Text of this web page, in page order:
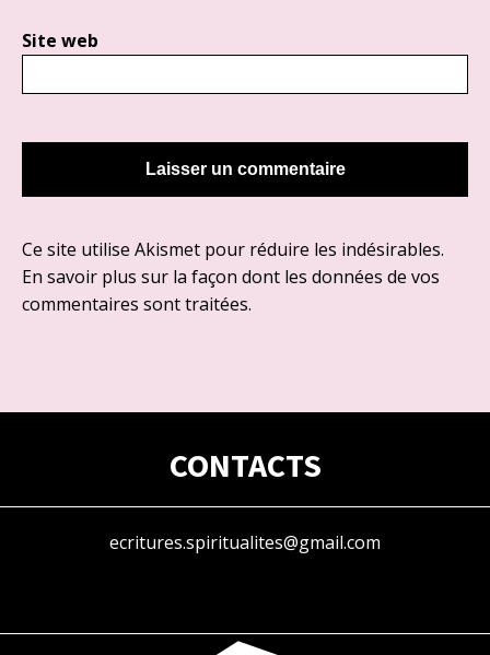
Site web
Ce site utilise Akismet pour réduire les indésirables.
En savoir plus sur la façon dont les données de vos
commentaires sont traitées.
CONTACTS
ecritures.spiritualites@gmail.com